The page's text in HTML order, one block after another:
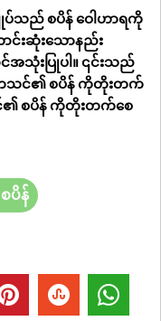
ျုပ်သည် စပိန် ဝေါဟာရကို
းဆုံးသောနည်း
အသုံးပြုပါ။ ၎င်းသည်
သင်၏ စပိန် ကိုတိုးတက်
စပိန် ကိုတိုးတက်စေ
ပိန်